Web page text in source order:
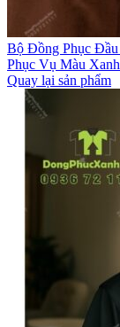
Bộ Đồng Phục
Phục Vụ Màu
Quay lại sản phẩm